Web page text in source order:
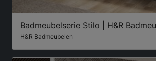
Badmeubelserie Stilo | H&R
H&R Badmeubelen